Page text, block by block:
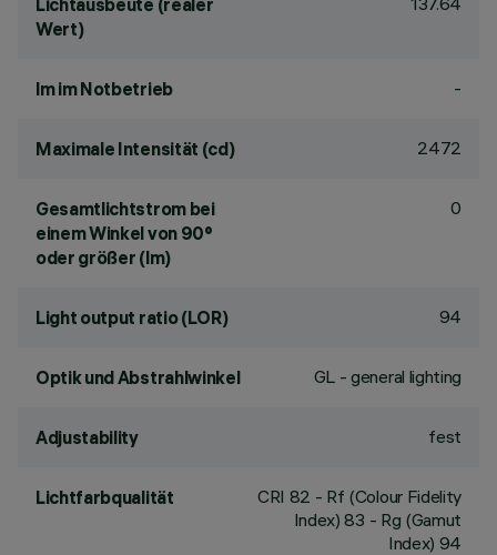
Lichtausbeute (realer
Wert)
lm im Notbetrieb -
Maximale Intensität (cd) 2472
Gesamtlichtstrom bei
einem Winkel von 90°
oder größer (lm)
0
Light output ratio (LOR) 94
Optik und Abstrahlwinkel GL - general lighting
Adjustability fest
Lichtfarbqualität CRI 82 - Rf (Colour Fidelity
Index) 83 - Rg (Gamut
Index) 94